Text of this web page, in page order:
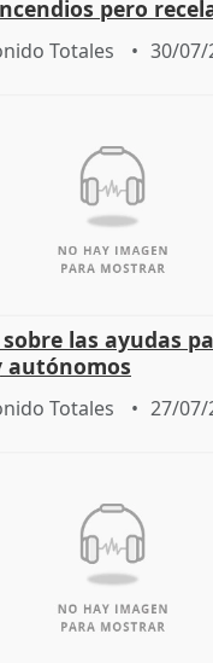
pero
Estado de Sánchez
Totales 30/07/
las ayudas
autónomos
Totales 27/07/